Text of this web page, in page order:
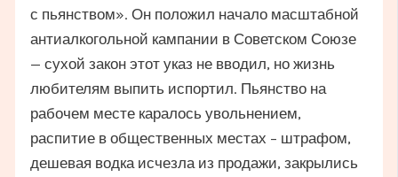
с пьянством». Он положил начало масштабной
антиалкогольной кампании в Советском Союзе
— сухой закон этот указ не вводил, но жизнь
любителям выпить испортил. Пьянство на
рабочем месте каралось увольнением,
распитие в общественных местах – штрафом,
дешевая водка исчезла из продажи, закрылись